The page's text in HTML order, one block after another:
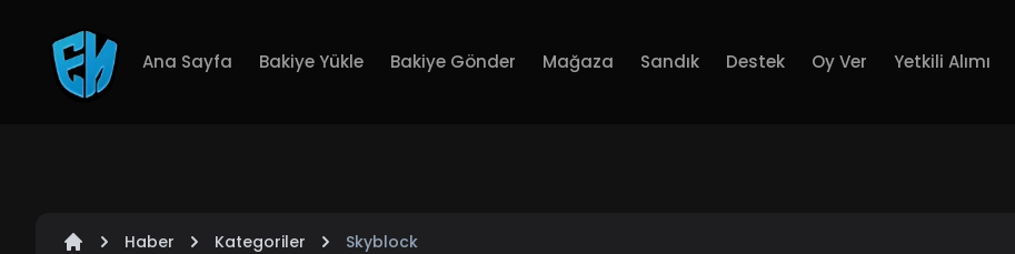
Ana Sayfa Bakiye Yükle Bakiye Gönder Mağaza Sandık Destek Oy Ver Yetkili Alımı
Haber Kategoriler Skyblock